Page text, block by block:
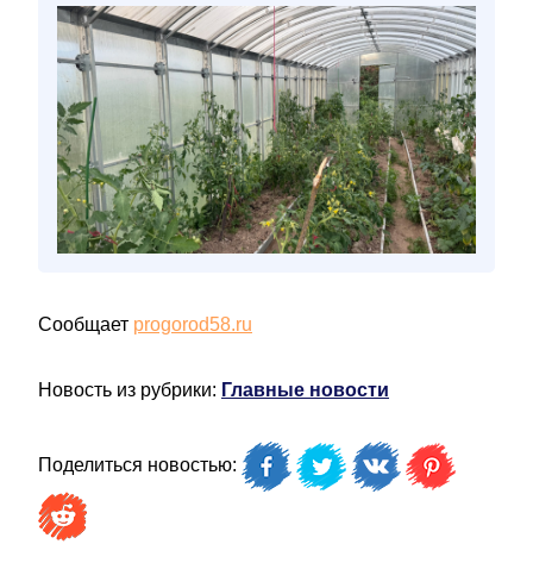
Сообщает progorod58.ru
Новость из рубрики: Главные новости
Поделиться новостью: